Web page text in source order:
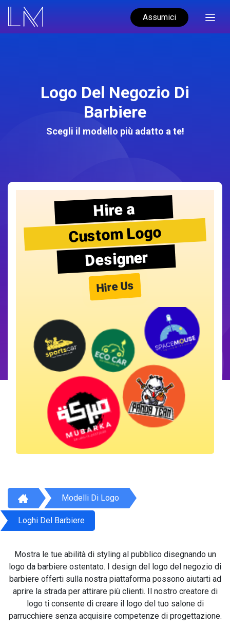
Assumici
Logo Del Negozio Di
Barbiere
Scegli il modello più adatto a te!
Hire a
Custom Logo
Designer
Hire Us
Modelli Di Logo
Loghi Del Barbiere
Mostra le tue abilità di styling al pubblico disegnando un
logo da barbiere ostentato. I design del logo del negozio di
barbiere offerti sulla nostra piattaforma possono aiutarti ad
aprire la strada per attirare più clienti. Il nostro creatore di
logo ti consente di creare il logo del tuo salone di
parrucchiere senza acquisire competenze di progettazione.